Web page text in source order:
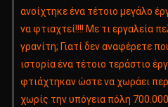
ανοίχτηκε ένα τέτοιο μεγάλο
να φτιαχτεί!!!! Με τι εργαλεία
γρανίτη; Γιατί δεν αναφέρετε
ιστορία ένα τέτοιο τεράστιο
φτιάχτηκαν ώστε να χωράει
χωρίς την υπόγεια πόλη